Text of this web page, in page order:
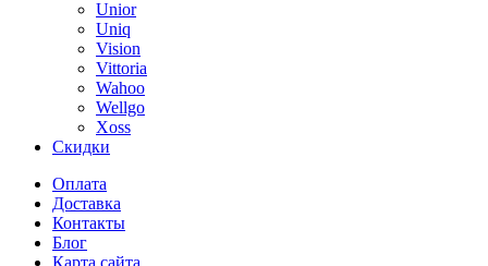
Unior
Uniq
Vision
Vittoria
Wahoo
Wellgo
Xoss
Скидки
Оплата
Доставка
Контакты
Блог
Карта сайта